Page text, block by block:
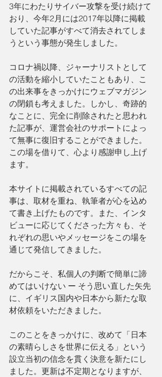
3年にわたりサイバー攻撃を受け続けて
おり、今年2月には2017年以降に掲載
していた記事がすべて消去されてしま
うという事態が発生しました。
コロナ禍以降、ジャーナリストとして
の活動を縮小していたこともあり、こ
の出来事をきっかけにウェブマガジン
の閉鎖も考えました。しかし、奇跡的
なことに、完全に削除されたと思われ
た記事が、運営会社のサポートによっ
て無事に復旧することができました。
この場を借りて、心より感謝申し上げ
ます。
本サイトに掲載されているすべての記
事は、取材を重ね、執筆者が心を込め
て書き上げたものです。また、インタ
ビューに応じてくださった方々も、そ
れぞれの思いやメッセージをこの場を
通じて発信してきました。
だからこそ、私個人の判断で簡単に諦
めてはいけない ー そう思い直した矢先
に、イギリス国内や日本から新たな取
材依頼をいただきました。
このことをきっかけに、改めて「日本
の素晴らしさを世界に伝える」という
設立当初の信念を貫く決意を新たにし
ました。更新は不定期となりますが、